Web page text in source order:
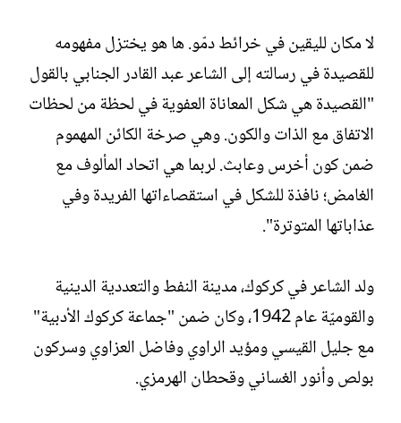
لا مكان لليقين في خرائط دمّو. ها هو يختزل مفهومه
للقصيدة في رسالته إلى الشاعر عبد القادر الجنابي بالقول
"القصيدة هي شكل المعاناة العفوية في لحظة من لحظات
الاتفاق مع الذات والكون. وهي صرخة الكائن المهموم
ضمن كون أخرس وعابث. لربما هي اتحاد المألوف مع
الغامض؛ نافذة للشكل في استقصاءاتها الفريدة وفي
عذاباتها المتوترة".
ولد الشاعر في كركوك، مدينة النفط والتعددية الدينية
والقوميّة عام 1942، وكان ضمن "جماعة كركوك الأدبية"
مع جليل القيسي ومؤيد الراوي وفاضل العزاوي وسركون
بولص وأنور الغساني وقحطان الهرمزي.